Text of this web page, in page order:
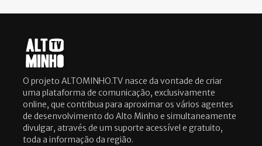
O projeto ALTOMINHO.TV nasce da vontade de criar
uma plataforma de comunicação, exclusivamente
online, que contribua para aproximar os vários agentes
de desenvolvimento do Alto Minho e simultaneamente
divulgar, através de um suporte acessível e gratuito,
toda a informação da região.